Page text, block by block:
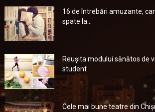
16 de întrebări amuzante,
spate la...
Reuşita modului sănătos de
student
Cele mai bune teatre din